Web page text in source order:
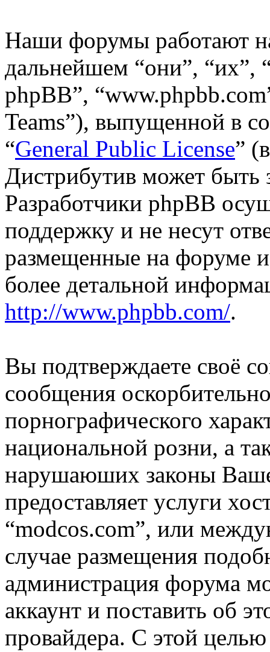
Наши форумы работают
дальнейшем “они”, “их”,
phpBB”,
Teams”), выпущенной в
“General Public License”
Дистрибутив может быть
Разработчики phpBB
поддержку и не несут
размещенные на форуме
более детальной
http://www.phpbb.com/.
Вы подтверждаете своё
сообщения
порнографического
национальной розни, а
нарушаюших законы
предоставляет услуги
“modcos.com”, или
случае размещения
администрация форума
аккаунт и поставить об
провайдера. С этой